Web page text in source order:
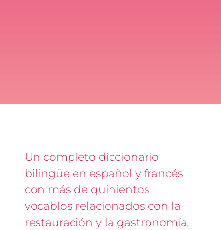
Un completo diccionario
bilingüe en español y francés
con más de quinientos
vocablos relacionados con la
restauración y la gastronomía.